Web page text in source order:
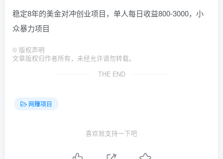
稳定8年的美金对冲创业项目，单人每日收益800-3000，小
众暴力项目
© 版权声明
文章版权归作者所有，未经允许请勿转载。
THE END
网赚项目
喜欢就支持一下吧